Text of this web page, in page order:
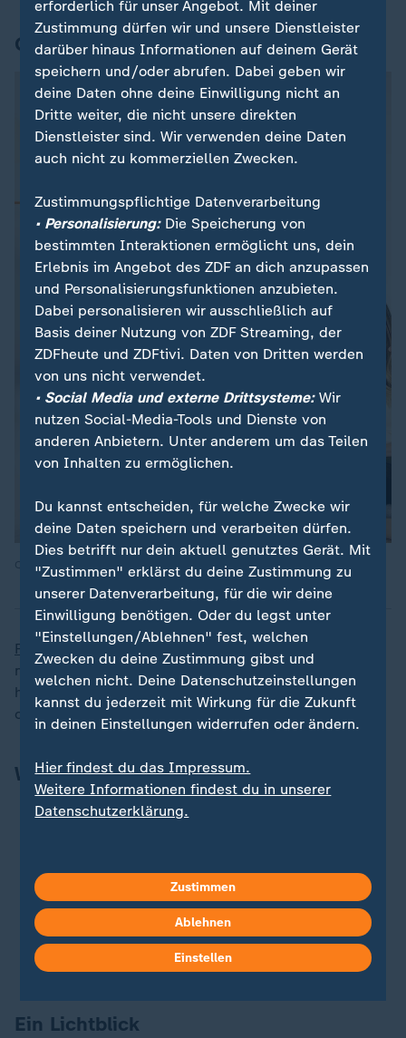
Grafik des Tages
Quelle: ZDF/iStock
Frauen als Hauptverdiener
sind in Deutschland immer
noch eine Seltenheit. Nur in jedem zehnten Haushalt
hat die Frau ein höheres Nettoeinkommen als ihr Ehe-
oder Lebenspartner.
Weitere Schlagzeilen
Armutskonferenz in Bremen:
Franziskus wieder größer
Wenn Betroffene Eltern werden:Als Kind
missbraucht, jetzt Mutter
Eine Frage der Ethik:Keine Mumien mehr in
spanischen Museen
Ein Lichtblick
erforderlich für unser Angebot. Mit deiner
Zustimmung dürfen wir und unsere Dienstleister
darüber hinaus Informationen auf deinem Gerät
speichern und/oder abrufen. Dabei geben wir
deine Daten ohne deine Einwilligung nicht an
Dritte weiter, die nicht unsere direkten
Dienstleister sind. Wir verwenden deine Daten
auch nicht zu kommerziellen Zwecken.
Zustimmungspflichtige Datenverarbeitung
• Personalisierung:Die Speicherung von
bestimmten Interaktionen ermöglicht uns, dein
Erlebnis im Angebot des ZDF an dich anzupassen
und Personalisierungsfunktionen anzubieten.
Dabei personalisieren wir ausschließlich auf
Basis deiner Nutzung von ZDF Streaming, der
ZDFheute und ZDFtivi. Daten von Dritten werden
von uns nicht verwendet.
• Social Media und externe Drittsysteme:Wir
nutzen Social-Media-Tools und Dienste von
anderen Anbietern. Unter anderem um das Teilen
von Inhalten zu ermöglichen.
Du kannst entscheiden, für welche Zwecke wir
deine Daten speichern und verarbeiten dürfen.
Dies betrifft nur dein aktuell genutztes Gerät. Mit
"Zustimmen" erklärst du deine Zustimmung zu
unserer Datenverarbeitung, für die wir deine
Einwilligung benötigen. Oder du legst unter
"Einstellungen/Ablehnen" fest, welchen
Zwecken du deine Zustimmung gibst und
welchen nicht. Deine Datenschutzeinstellungen
kannst du jederzeit mit Wirkung für die Zukunft
in deinen Einstellungen widerrufen oder ändern.
Hier findest du das Impressum.
Weitere Informationen findest du in unserer
Datenschutzerklärung.
Zustimmen
Ablehnen
Einstellen